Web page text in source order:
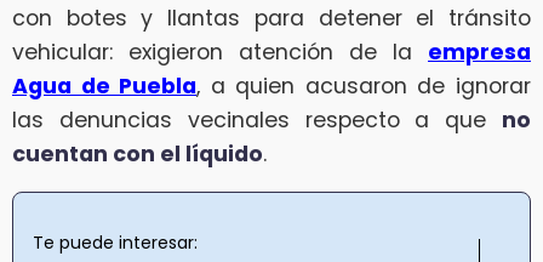
con botes y llantas para detener el tránsito
vehicular: exigieron atención de la empresa
Agua de Puebla, a quien acusaron de ignorar
las denuncias vecinales respecto a que no
cuentan con el líquido.
Te puede interesar: